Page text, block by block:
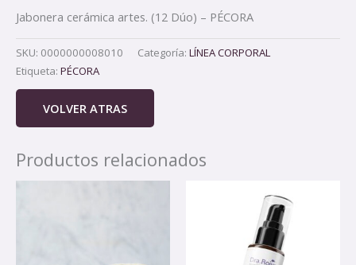
Jabonera cerámica artes. (12 Dúo) – PÉCORA
SKU: 0000000008010 Categoría: LÍNEA CORPORAL
Etiqueta: PÉCORA
VOLVER ATRAS
Productos relacionados